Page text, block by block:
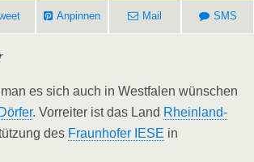
Anpinnen Mail SMS
es sich auch in Westfalen wünschen
. Vorreiter ist das Land Rheinland-
des Fraunhofer IESE in